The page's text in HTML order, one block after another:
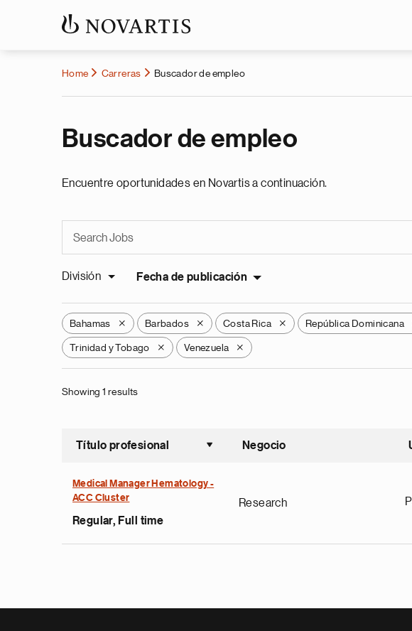
Home Carreras Buscador de empleo
Buscador de empleo
Encuentre oportunidades en Novartis a continuación.
División Fecha de publicación
Bahamas X Barbados X Costa Rica X República Dominicana
Trinidad y Tobago X Venezuela X
Showing 1 results
Título profesional
Ordenar
Negocio
Medical Manager Hematology -
ACC Cluster
Regular, Full time
Research